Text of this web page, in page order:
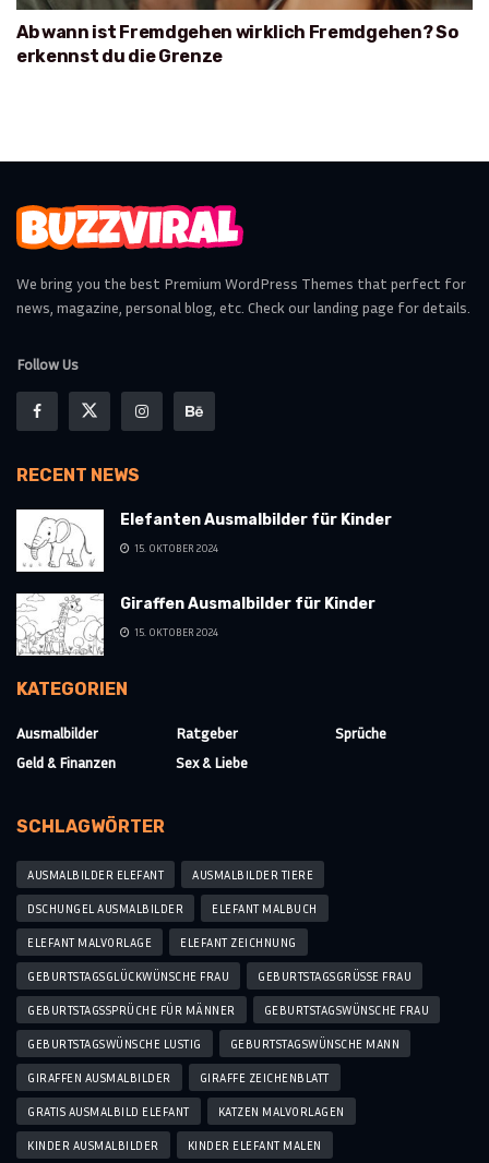
Ab wann ist Fremdgehen wirklich Fremdgehen? So
erkennst du die Grenze
We bring you the best Premium WordPress Themes that perfect for
news, magazine, personal blog, etc. Check our landing page for details.
Follow Us
RECENT NEWS
Elefanten Ausmalbilder für Kinder
15. OKTOBER 2024
Giraffen Ausmalbilder für Kinder
15. OKTOBER 2024
KATEGORIEN
Ausmalbilder
Geld & Finanzen
Ratgeber
Sex & Liebe
Sprüche
SCHLAGWÖRTER
AUSMALBILDER ELEFANT AUSMALBILDER TIERE
DSCHUNGEL AUSMALBILDER ELEFANT MALBUCH
ELEFANT MALVORLAGE ELEFANT ZEICHNUNG
GEBURTSTAGSGLÜCKWÜNSCHE FRAU GEBURTSTAGSGRÜSSE FRAU
GEBURTSTAGSSPRÜCHE FÜR MÄNNER GEBURTSTAGSWÜNSCHE FRAU
GEBURTSTAGSWÜNSCHE LUSTIG GEBURTSTAGSWÜNSCHE MANN
GIRAFFEN AUSMALBILDER GIRAFFE ZEICHENBLATT
GRATIS AUSMALBILD ELEFANT KATZEN MALVORLAGEN
KINDER AUSMALBILDER KINDER ELEFANT MALEN